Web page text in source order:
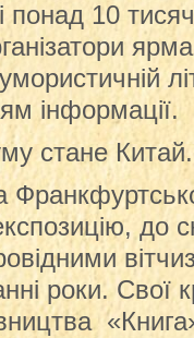
понад 10
інформації.
стане Китай.
до
роки. Свої